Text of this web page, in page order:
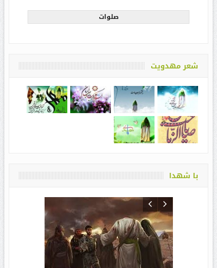
صلوات
شعر مهدویت
با شهدا